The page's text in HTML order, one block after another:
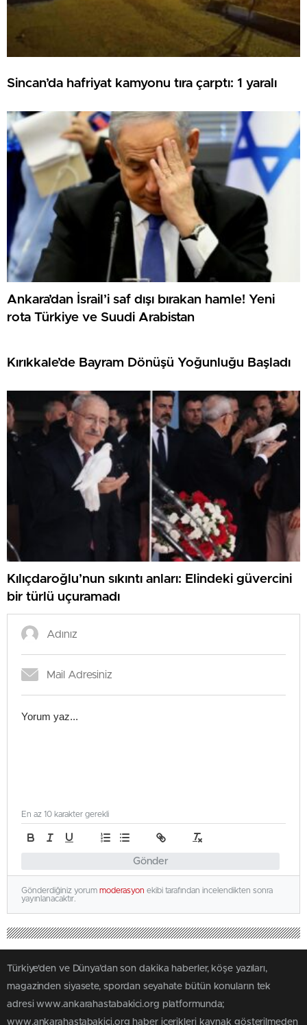
Sincan’da hafriyat kamyonu tıra çarptı: 1 yaralı
Ankara’dan İsrail’i saf dışı bırakan hamle! Yeni
rota Türkiye ve Suudi Arabistan
Kırıkkale’de Bayram Dönüşü Yoğunluğu Başladı
Kılıçdaroğlu’nun sıkıntı anları: Elindeki güvercini
bir türlü uçuramadı
Gönder
En az 10 karakter gerekli
Gönderdiğiniz yorum moderasyon ekibi tarafından incelendikten sonra
yayınlanacaktır.
Türkiye'den ve Dünya’dan son dakika haberler, köşe yazıları,
magazinden siyasete, spordan seyahate bütün konuların tek
adresi www.ankarahastabakici.org platformunda;
www.ankarahastabakici.org haber içerikleri kaynak gösterilmeden